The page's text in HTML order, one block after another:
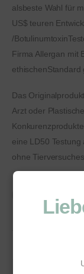
alsbeste Wahl für
US$ teuren
/
Firma Allergan mit
ethischenStandard
Das
Arzt oder
eine LD50
ohne